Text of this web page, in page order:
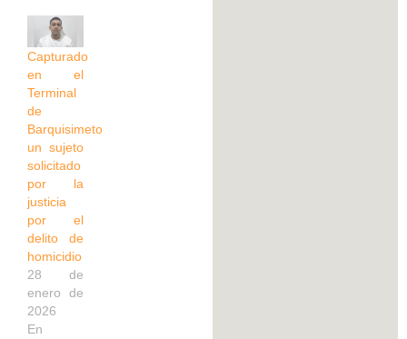
Capturado
en el
Terminal
de
Barquisimeto
un sujeto
solicitado
por la
justicia
por el
delito de
homicidio
28 de
enero de
2026
En